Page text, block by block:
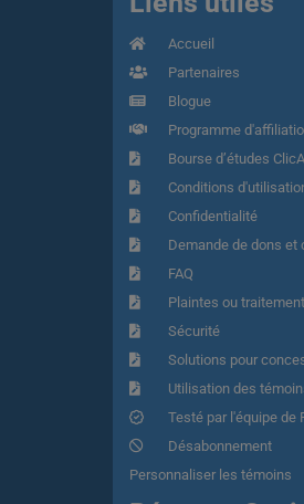
Accueil
Partenaires
Blogue
Programme
Bourse d’études
Conditions
Confidentialité
Demande de dons et
FAQ
Plaintes ou
Sécurité
Solutions pour
Utilisation des
Testé par l'équipe de
Désabonnement
Personnaliser les témoins